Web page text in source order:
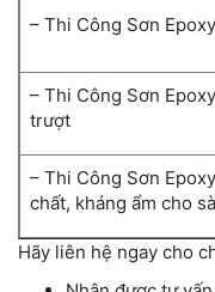
– Thi Công Sơn
– Thi Công Sơn
trượt
– Thi Công Sơn
chất, kháng ẩm cho
Hãy liên hệ ngay cho